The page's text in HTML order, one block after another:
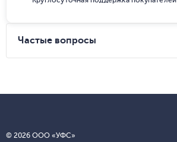
Частые вопросы
© 2026 ООО «УФС»